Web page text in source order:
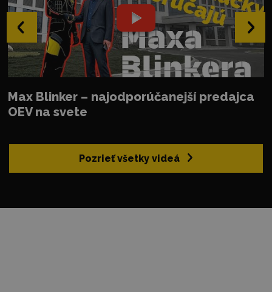
Pozrieť všetky videá
Max Blinker – najodporúčanejší predajca
OEV na svete
‹ ›